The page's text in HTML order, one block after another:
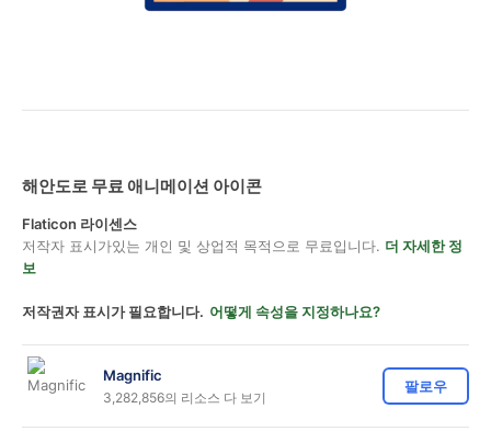
해안도로 무료 애니메이션 아이콘
Flaticon 라이센스
저작자 표시가있는 개인 및 상업적 목적으로 무료입니다. 더 자세한 정
보
저작권자 표시가 필요합니다. 어떻게 속성을 지정하나요?
Magnific
3,282,856의 리소스 다 보기
팔로우